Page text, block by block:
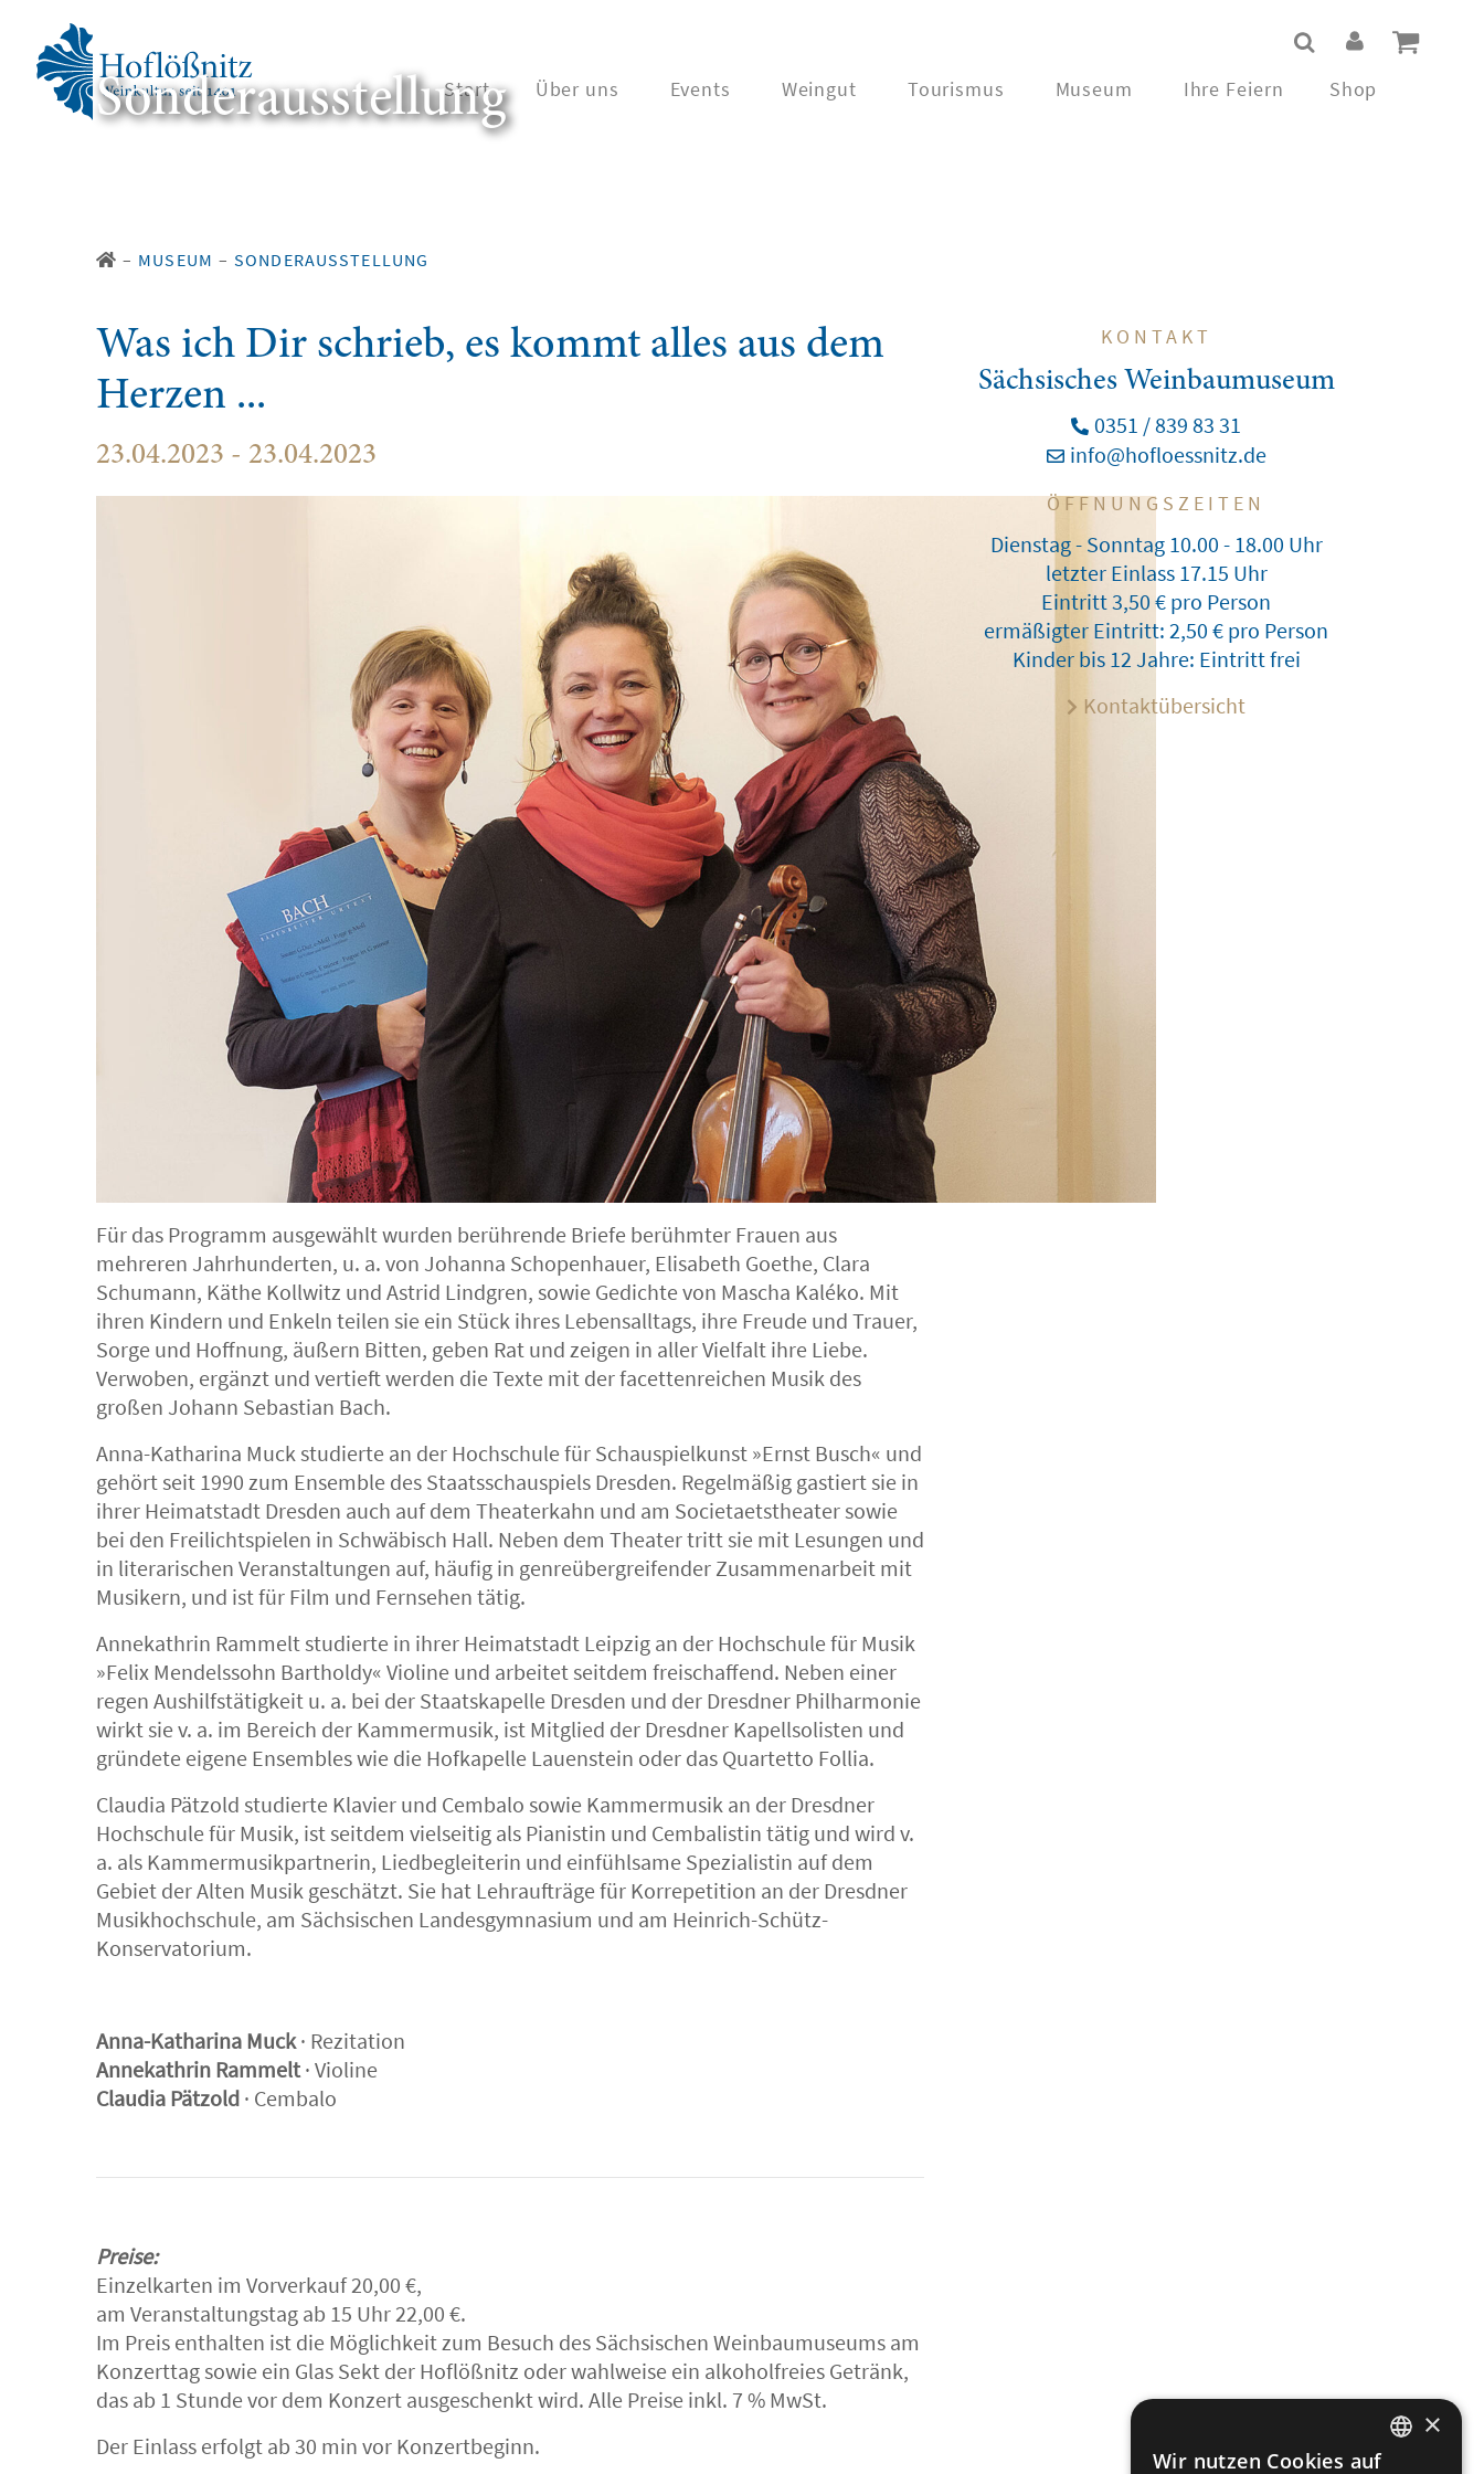
Start Über uns Events Weingut Tourismus Museum Ihre Feiern Shop
Sonderausstellung
– MUSEUM – SONDERAUSSTELLUNG
Was ich Dir schrieb, es kommt alles aus dem
Herzen ...
23.04.2023 - 23.04.2023
Für das Programm ausgewählt wurden berührende Briefe berühmter Frauen aus
mehreren Jahrhunderten, u. a. von Johanna Schopenhauer, Elisabeth Goethe, Clara
Schumann, Käthe Kollwitz und Astrid Lindgren, sowie Gedichte von Mascha Kaléko. Mit
ihren Kindern und Enkeln teilen sie ein Stück ihres Lebensalltags, ihre Freude und Trauer,
Sorge und Hoffnung, äußern Bitten, geben Rat und zeigen in aller Vielfalt ihre Liebe.
Verwoben, ergänzt und vertieft werden die Texte mit der facettenreichen Musik des
großen Johann Sebastian Bach.
Anna-Katharina Muck studierte an der Hochschule für Schauspielkunst »Ernst Busch« und
gehört seit 1990 zum Ensemble des Staatsschauspiels Dresden. Regelmäßig gastiert sie in
ihrer Heimatstadt Dresden auch auf dem Theaterkahn und am Societaetstheater sowie
bei den Freilichtspielen in Schwäbisch Hall. Neben dem Theater tritt sie mit Lesungen und
in literarischen Veranstaltungen auf, häufig in genreübergreifender Zusammenarbeit mit
Musikern, und ist für Film und Fernsehen tätig.
Annekathrin Rammelt studierte in ihrer Heimatstadt Leipzig an der Hochschule für Musik
»Felix Mendelssohn Bartholdy« Violine und arbeitet seitdem freischaffend. Neben einer
regen Aushilfstätigkeit u. a. bei der Staatskapelle Dresden und der Dresdner Philharmonie
wirkt sie v. a. im Bereich der Kammermusik, ist Mitglied der Dresdner Kapellsolisten und
gründete eigene Ensembles wie die Hofkapelle Lauenstein oder das Quartetto Follia.
Claudia Pätzold studierte Klavier und Cembalo sowie Kammermusik an der Dresdner
Hochschule für Musik, ist seitdem vielseitig als Pianistin und Cembalistin tätig und wird v.
a. als Kammermusikpartnerin, Liedbegleiterin und einfühlsame Spezialistin auf dem
Gebiet der Alten Musik geschätzt. Sie hat Lehraufträge für Korrepetition an der Dresdner
Musikhochschule, am Sächsischen Landesgymnasium und am Heinrich-Schütz-
Konservatorium.
Anna-Katharina Muck· Rezitation
Annekathrin Rammelt· Violine
Claudia Pätzold · Cembalo
Preise:
Einzelkarten im Vorverkauf 20,00 €,
am Veranstaltungstag ab 15 Uhr 22,00 €.
Im Preis enthalten ist die Möglichkeit zum Besuch des Sächsischen Weinbaumuseums am
Konzerttag sowie ein Glas Sekt der Hoflößnitz oder wahlweise ein alkoholfreies Getränk,
das ab 1 Stunde vor dem Konzert ausgeschenkt wird. Alle Preise inkl. 7 % MwSt.
Der Einlass erfolgt ab 30 min vor Konzertbeginn.
KONTAKT
Sächsisches Weinbaumuseum
0351 / 839 83 31
info@hofloessnitz.de
ÖFFNUNGSZEITEN
Dienstag - Sonntag 10.00 - 18.00 Uhr
letzter Einlass 17.15 Uhr
Eintritt 3,50 € pro Person
ermäßigter Eintritt: 2,50 € pro Person
Kinder bis 12 Jahre: Eintritt frei
Kontaktübersicht
DEFAULT LANGUAGE
×
Wir nutzen Cookies auf